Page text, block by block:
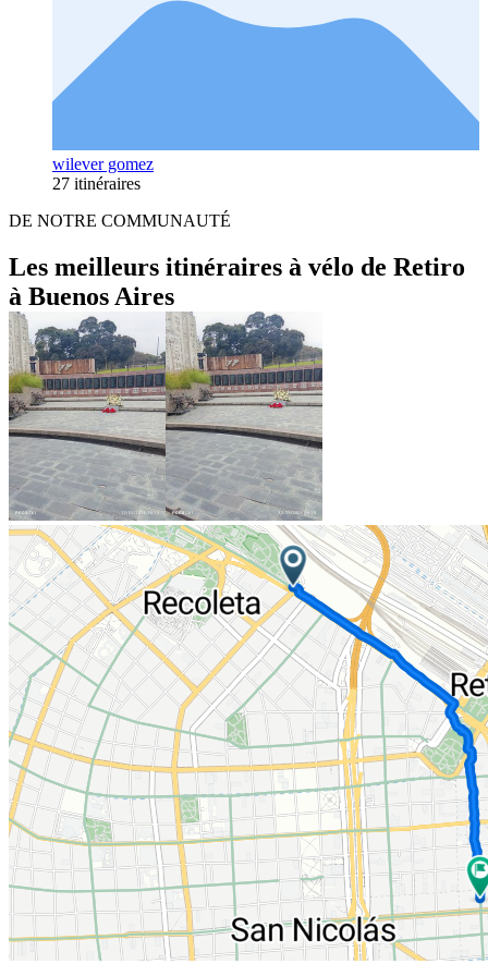
wilever gomez
27 itinéraires
DE NOTRE COMMUNAUTÉ
Les meilleurs itinéraires à vélo de Retiro
à Buenos Aires